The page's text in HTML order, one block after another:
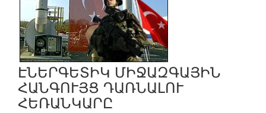
ԷՆԵՐԳԵՏԻԿ ՄԻՋԱԶԳԱՅԻՆ
ՀԱՆԳՈՒՅՑ ԴԱՌՆԱԼՈՒ
ՀԵՌԱՆԿԱՐԸ